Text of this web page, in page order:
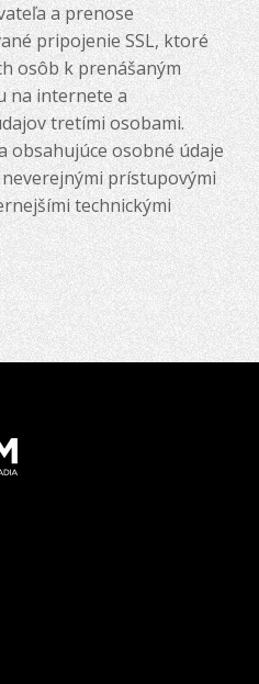
a prenose
pripojenie SSL, ktoré
osôb k prenášaným
na internete a
tretími osobami.
obsahujúce osobné údaje
prístupovými
technickými